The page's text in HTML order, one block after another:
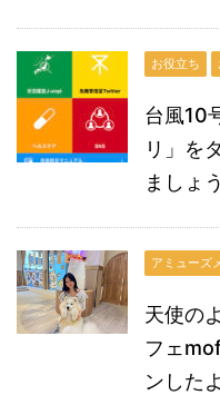
お役立ち
台風10
リ」を
ましょ
アミューズ
天使の
フェ
ンした